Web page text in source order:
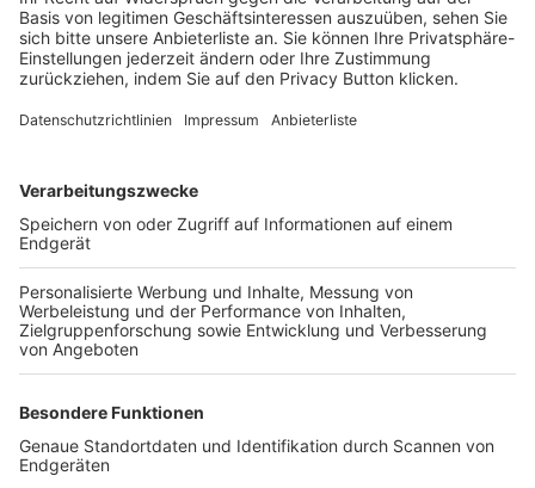
Login SpielPlus
FOLGE DEM BFV
TOP-VEREINE
TOP-PARTNER